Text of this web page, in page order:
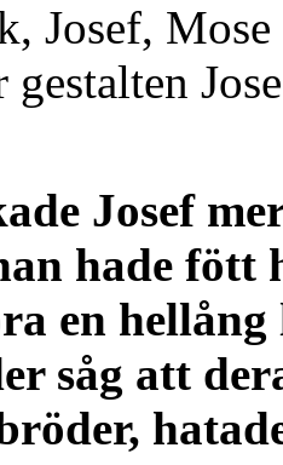
Josef,
Josef
hade fött
en
såg att